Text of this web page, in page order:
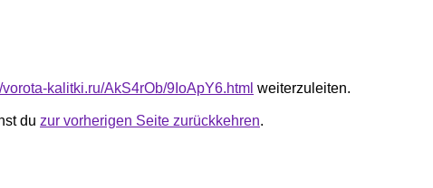
vorota-kalitki.ru/AkS4rOb/9IoApY6.html weiterzuleiten.
du zur vorherigen Seite zurückkehren.